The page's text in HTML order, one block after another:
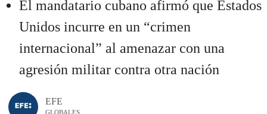
El mandatario cubano afirmó que Estados
Unidos incurre en un “crimen
internacional” al amenazar con una
agresión militar contra otra nación
EFE
GLOBALES